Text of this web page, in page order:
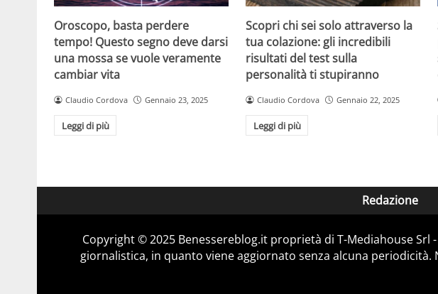
Oroscopo, basta perdere
tempo! Questo segno deve darsi
una mossa se vuole veramente
cambiar vita
Claudio Cordova Gennaio 23, 2025
Leggi di più
Scopri chi sei solo attraverso la
tua colazione: gli incredibili
risultati del test sulla
personalità ti stupiranno
Claudio Cordova Gennaio 22, 2025
Leggi di più
Redazione
Copyright © 2025 Benessereblog.it proprietà di T-Mediahouse Srl
giornalistica, in quanto viene aggiornato senza alcuna